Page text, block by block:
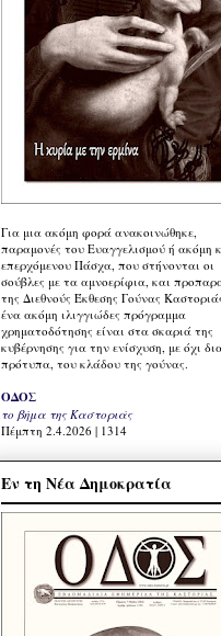
Για μια ακόμη φορά ανακοινώθηκε,
παραμονές του Ευαγγελισμού ή ακόμη
επερχόμενου Πάσχα, που στήνονται οι
σούβλες με τα αμνοερίφια, και
της Διεθνούς Έκθεσης Γούνας
ένα ακόμη ιλιγγιώδες πρόγραμμα
χρηματοδότησης είναι στα σκαριά της
κυβέρνησης για την ενίσχυση, με όχι
πρότυπα, του κλάδου της γούνας.
ΟΔΟΣ
το βήμα της Καστοριάς
Πέμπτη 2.4.2026 | 1314
Εν τη Νέα Δημοκρατία